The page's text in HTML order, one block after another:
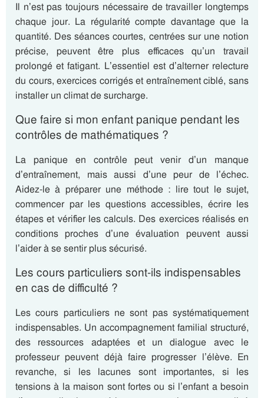
Il n’est pas toujours nécessaire de travailler longtemps
chaque jour. La régularité compte davantage que la
quantité. Des séances courtes, centrées sur une notion
précise, peuvent être plus efficaces qu’un travail
prolongé et fatigant. L’essentiel est d’alterner relecture
du cours, exercices corrigés et entraînement ciblé, sans
installer un climat de surcharge.
Que faire si mon enfant panique pendant les
contrôles de mathématiques ?
La panique en contrôle peut venir d’un manque
d’entraînement, mais aussi d’une peur de l’échec.
Aidez-le à préparer une méthode : lire tout le sujet,
commencer par les questions accessibles, écrire les
étapes et vérifier les calculs. Des exercices réalisés en
conditions proches d’une évaluation peuvent aussi
l’aider à se sentir plus sécurisé.
Les cours particuliers sont-ils indispensables
en cas de difficulté ?
Les cours particuliers ne sont pas systématiquement
indispensables. Un accompagnement familial structuré,
des ressources adaptées et un dialogue avec le
professeur peuvent déjà faire progresser l’élève. En
revanche, si les lacunes sont importantes, si les
tensions à la maison sont fortes ou si l’enfant a besoin